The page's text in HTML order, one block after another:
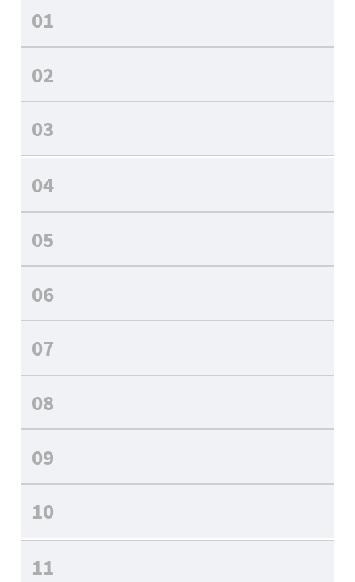
01
02
03
04
05
06
07
08
09
10
11